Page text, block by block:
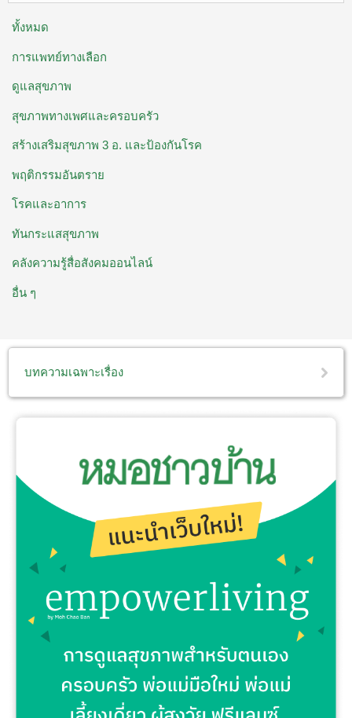
ทั้งหมด
การแพทย์ทางเลือก
ดูแลสุขภาพ
สุขภาพทางเพศและครอบครัว
สร้างเสริมสุขภาพ 3 อ. ​และป้องกันโรค
พฤติกรรมอันตราย
โรคและอาการ
ทันกระแสสุขภาพ
คลังความรู้สื่อสังคมออนไลน์
อื่น ๆ
บทความเฉพาะเรื่อง